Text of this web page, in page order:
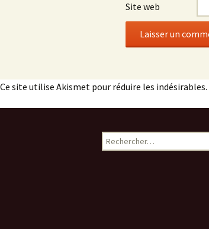
Site web
Ce site utilise Akismet pour réduire les indésirables.
Rechercher :